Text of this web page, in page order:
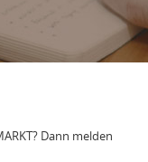
Dann melden